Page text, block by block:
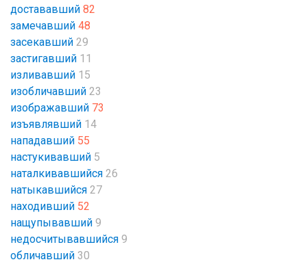
достававший 82
замечавший 48
засекавший 29
застигавший 11
изливавший 15
изобличавший 23
изображавший 73
изъявлявший 14
нападавший 55
настукивавший 5
наталкивавшийся 26
натыкавшийся 27
находивший 52
нащупывавший 9
недосчитывавшийся 9
обличавший 30